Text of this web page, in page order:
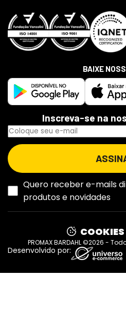
Inscreva-se na
Quero receber e-mails
produtos e novidades
BAIXE
COOKIES
PROMAX BARDAHL ©2026 -
Desenvolvido por: